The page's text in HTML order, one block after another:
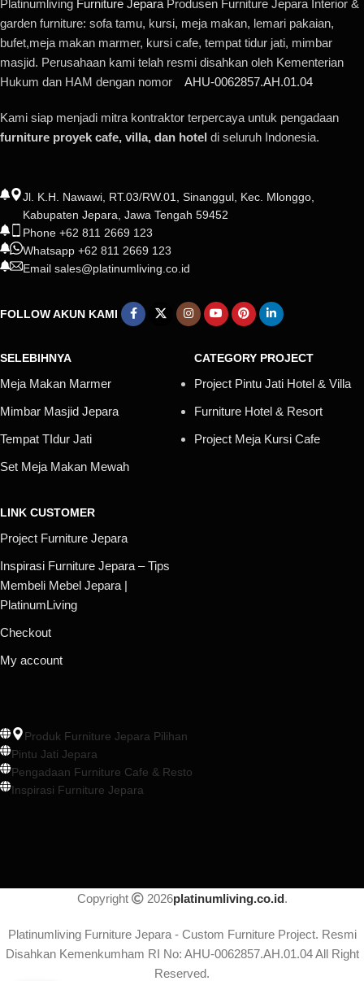
Platinumliving Furniture Jepara Produsen Furniture Jepara Interior &
garden furniture: sofa tamu, kursi, meja makan, lemari pakaian,
bufet,meja makan marmer, kursi cafe, tempat tidur jati, mimbar
masjid. Perusahaan kami telah resmi disahkan oleh Kementerian
Hukum dan HAM dengan nomor AHU-0062857.AH.01.04
Kami siap menjadi mitra kontraktor terpercaya untuk pengadaan
furniture proyek cafe, villa, dan hotel di seluruh Indonesia.
Jl. K.H. Nawawi, RT.03/RW.01, Sinanggul, Kec. Mlonggo,
Kabupaten Jepara, Jawa Tengah 59452
Phone +62 811 2669 123
Whatsapp +62 811 2669 123
Email sales@platinumliving.co.id
FOLLOW AKUN KAMI
SELEBIHNYA
Meja Makan Marmer
Mimbar Masjid Jepara
Tempat TIdur Jati
Set Meja Makan Mewah
CATEGORY PROJECT
Project Pintu Jati Hotel & Villa
Furniture Hotel & Resort
Project Meja Kursi Cafe
LINK CUSTOMER
Project Furniture Jepara
Inspirasi Furniture Jepara – Tips
Membeli Mebel Jepara |
PlatinumLiving
Checkout
My account
Produk Furniture Jepara Pilihan
Pintu Jati Jepara
Pengadaan Furniture Cafe & Resto
Inspirasi Furniture Jepara
Copyright 2026platinumliving.co.id.
Platinumliving Furniture Jepara - Custom Furniture Project. Resmi
Disahkan Kemenkumham RI No: AHU-0062857.AH.01.04 All Right
Reserved.